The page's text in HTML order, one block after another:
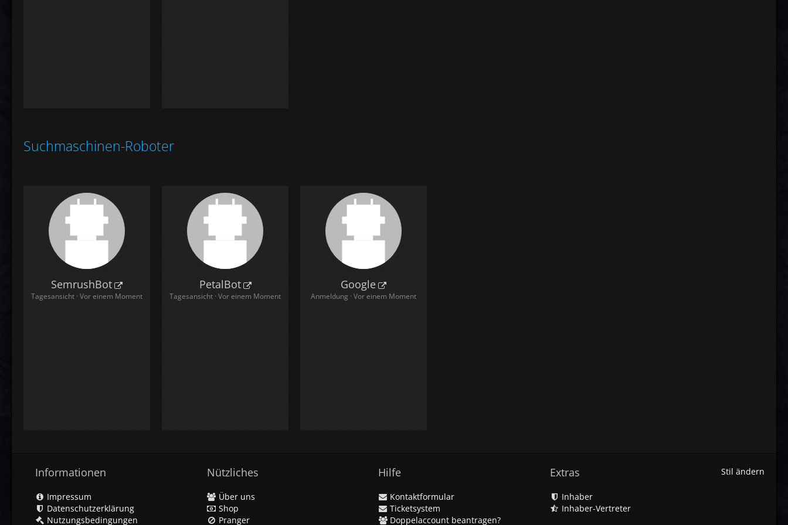
Suchmaschinen-Roboter
SemrushBot
Tagesansicht Vor einem Moment
PetalBot
Tagesansicht Vor einem Moment
Google
Anmeldung Vor einem Moment
Stil ändern
Informationen
Impressum
Datenschutzerklärung
Nutzungsbedingungen
Nützliches
Über uns
Shop
Pranger
Hilfe
Kontaktformular
Ticketsystem
Doppelaccount beantragen?
Extras
Inhaber
Inhaber-Vertreter